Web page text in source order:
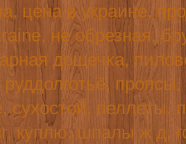
цена в украине,
, не обрезная,
дощечка,
сухостой, пеллеты,
куплю, шпалы ж д,